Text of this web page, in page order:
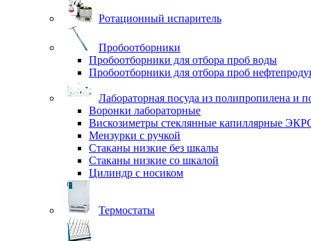
Ротационный испаритель
Пробоотборники
Пробоотборники для отбора проб воды
Пробоотборники для отбора проб
Лабораторная посуда из полипропилена и
Воронки лабораторные
Вискозиметры стеклянные капиллярные
Мензурки с ручкой
Стаканы низкие без шкалы
Стаканы низкие со шкалой
Цилиндр с носиком
Термостаты